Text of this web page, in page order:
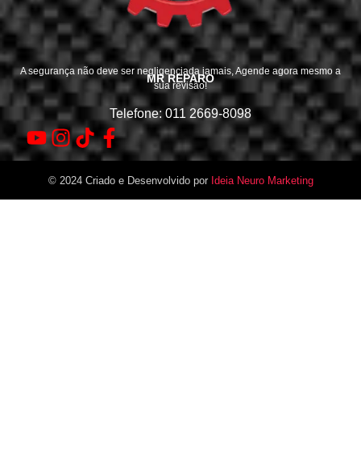
MR REPARO
A segurança não deve ser negligenciada jamais, Agende agora mesmo a
sua revisão!
Telefone: 011 2669-8098
© 2024 Criado e Desenvolvido por Ideia Neuro Marketing